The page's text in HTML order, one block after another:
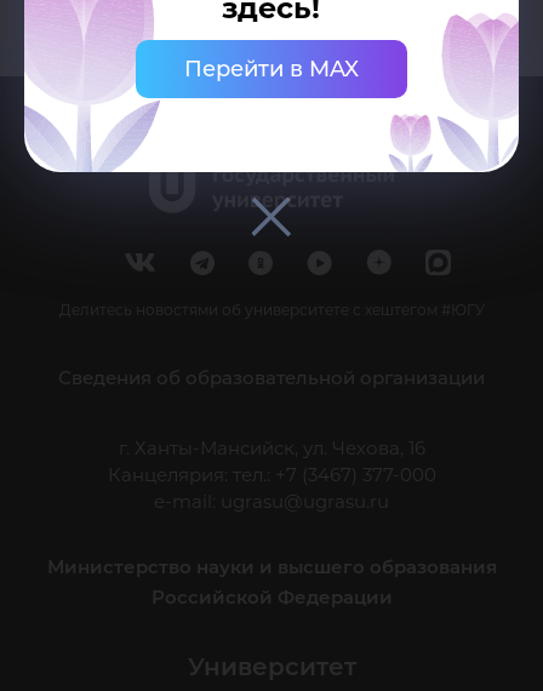
здесь!
Перейти в MAX
Делитесь новостями об университете с хештегом #ЮГУ
Сведения об образовательной организации
г. Ханты-Мансийск, ул. Чехова, 16
Канцелярия: тел.: +7 (3467) 377-000
e-mail:
ugrasu@ugrasu.ru
Министерство науки и высшего образования
Российской Федерации
Университет